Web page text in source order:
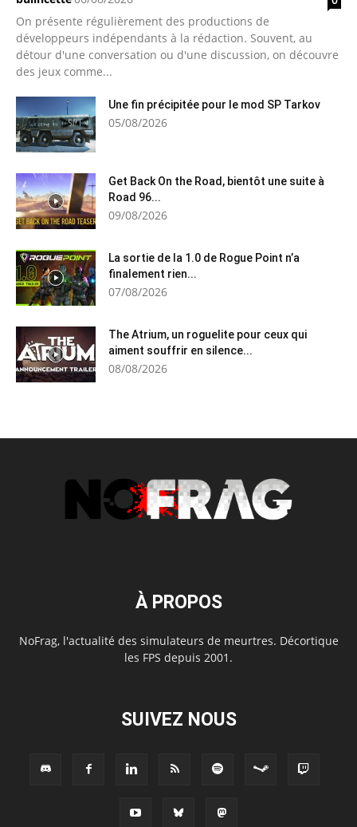
On présente régulièrement des productions de
développeurs indépendants à la rédaction. Souvent, au
détour d'une conversation ou d'une discussion, on découvre
des jeux comme...
Une fin précipitée pour le mod SP Tarkov
05/08/2026
Get Back On the Road, bientôt une suite à
Road 96...
09/08/2026
La sortie de la 1.0 de Rogue Point n’a
finalement rien...
07/08/2026
The Atrium, un roguelite pour ceux qui
aiment souffrir en silence...
08/08/2026
À PROPOS
NoFrag, l'actualité des simulateurs de meurtres. Décortique
les FPS depuis 2001.
SUIVEZ NOUS